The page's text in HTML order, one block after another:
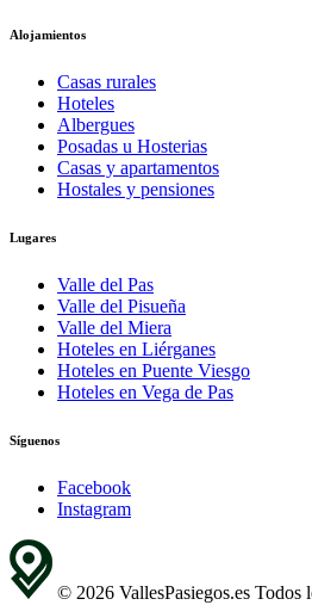
Alojamientos
Casas rurales
Hoteles
Albergues
Posadas u Hosterias
Casas y apartamentos
Hostales y pensiones
Lugares
Valle del Pas
Valle del Pisueña
Valle del Miera
Hoteles en Liérganes
Hoteles en Puente Viesgo
Hoteles en Vega de Pas
Síguenos
Facebook
Instagram
© 2026 VallesPasiegos.es Todos